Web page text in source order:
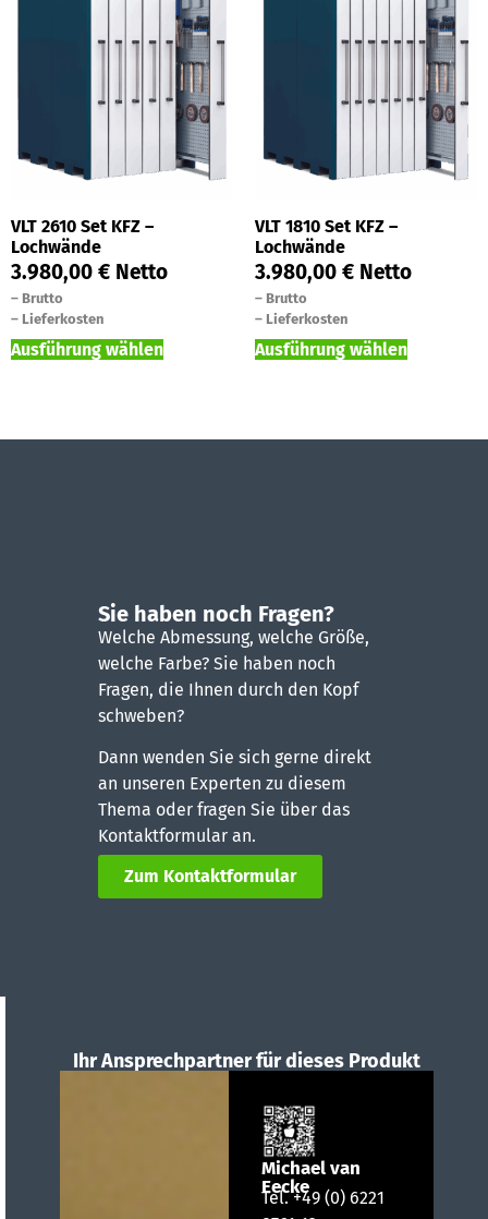
VLT 2610 Set KFZ –
Lochwände
3.980,00 € Netto
– Brutto
– Lieferkosten
Ausführung wählen
VLT 1810 Set KFZ –
Lochwände
3.980,00 € Netto
– Brutto
– Lieferkosten
Ausführung wählen
Sie haben noch Fragen?
Welche Abmessung, welche Größe,
welche Farbe? Sie haben noch
Fragen, die Ihnen durch den Kopf
schweben?
Dann wenden Sie sich gerne direkt
an unseren Experten zu diesem
Thema oder fragen Sie über das
Kontaktformular an.
Zum Kontaktformular
Ihr Ansprechpartner für dieses Produkt
Michael van
Eecke
Tel.+49 (0) 6221